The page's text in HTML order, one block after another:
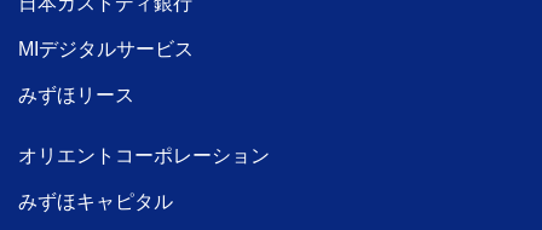
MIデジタルサービス
みずほリース
オリエントコーポレーション
みずほキャピタル